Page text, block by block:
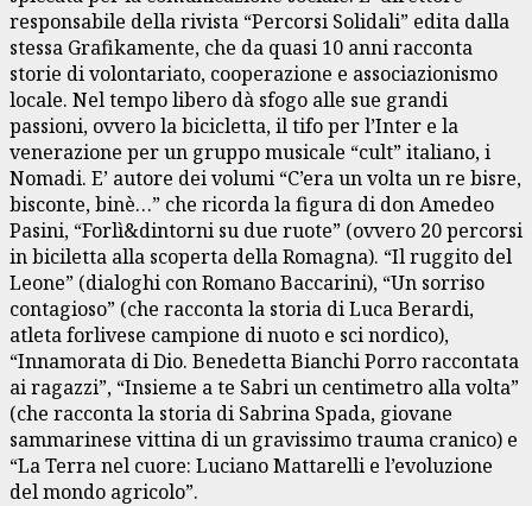
responsabile della rivista “Percorsi Solidali” edita dalla
stessa Grafikamente, che da quasi 10 anni racconta
storie di volontariato, cooperazione e associazionismo
locale. Nel tempo libero dà sfogo alle sue grandi
passioni, ovvero la bicicletta, il tifo per l’Inter e la
venerazione per un gruppo musicale “cult” italiano, i
Nomadi. E’ autore dei volumi “C’era un volta un re bisre,
bisconte, binè…” che ricorda la figura di don Amedeo
Pasini, “Forlì&dintorni su due ruote” (ovvero 20 percorsi
in biciletta alla scoperta della Romagna). “Il ruggito del
Leone” (dialoghi con Romano Baccarini), “Un sorriso
contagioso” (che racconta la storia di Luca Berardi,
atleta forlivese campione di nuoto e sci nordico),
“Innamorata di Dio. Benedetta Bianchi Porro raccontata
ai ragazzi”, “Insieme a te Sabri un centimetro alla volta”
(che racconta la storia di Sabrina Spada, giovane
sammarinese vittina di un gravissimo trauma cranico) e
“La Terra nel cuore: Luciano Mattarelli e l’evoluzione
del mondo agricolo”.